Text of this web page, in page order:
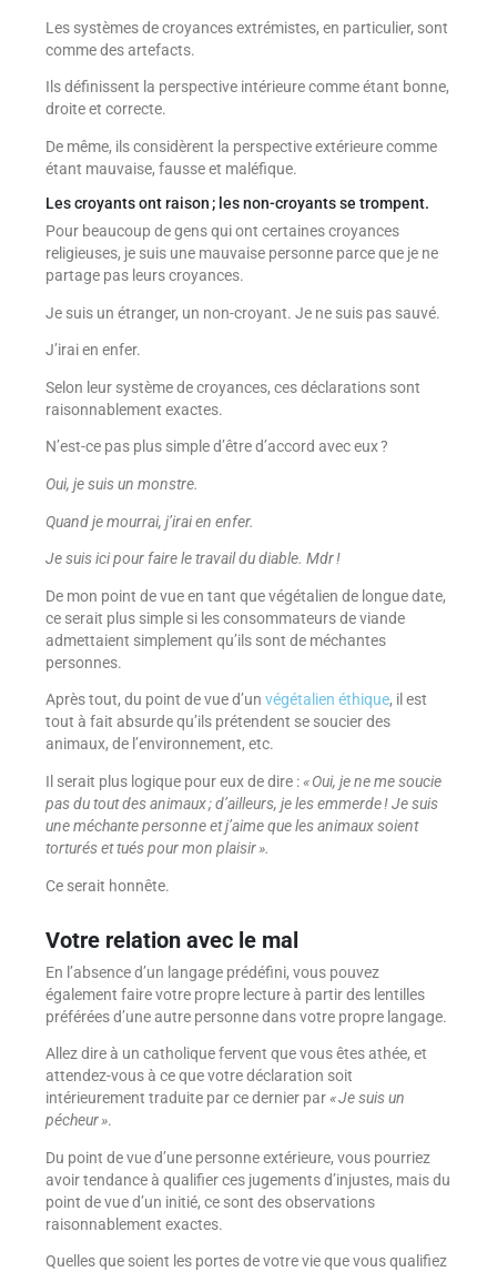
Les systèmes de croyances extrémistes, en particulier, sont
comme des artefacts.
Ils définissent la perspective intérieure comme étant bonne,
droite et correcte.
De même, ils considèrent la perspective extérieure comme
étant mauvaise, fausse et maléfique.
Les croyants ont raison ; les non-croyants se trompent.
Pour beaucoup de gens qui ont certaines croyances
religieuses, je suis une mauvaise personne parce que je ne
partage pas leurs croyances.
Je suis un étranger, un non-croyant. Je ne suis pas sauvé.
J’irai en enfer.
Selon leur système de croyances, ces déclarations sont
raisonnablement exactes.
N’est-ce pas plus simple d’être d’accord avec eux ?
Oui, je suis un monstre.
Quand je mourrai, j’irai en enfer.
Je suis ici pour faire le travail du diable. Mdr !
De mon point de vue en tant que végétalien de longue date,
ce serait plus simple si les consommateurs de viande
admettaient simplement qu’ils sont de méchantes
personnes.
Après tout, du point de vue d’un végétalien éthique, il est
tout à fait absurde qu’ils prétendent se soucier des
animaux, de l’environnement, etc.
Il serait plus logique pour eux de dire :« Oui, je ne me soucie
pas du tout des animaux ; d’ailleurs, je les emmerde ! Je suis
une méchante personne et j’aime que les animaux soient
torturés et tués pour mon plaisir ».
Ce serait honnête.
Votre relation avec le mal
En l’absence d’un langage prédéfini, vous pouvez
également faire votre propre lecture à partir des lentilles
préférées d’une autre personne dans votre propre langage.
Allez dire à un catholique fervent que vous êtes athée, et
attendez-vous à ce que votre déclaration soit
intérieurement traduite par ce dernier par« Je suis un
pécheur ».
Du point de vue d’une personne extérieure, vous pourriez
avoir tendance à qualifier ces jugements d’injustes, mais du
point de vue d’un initié, ce sont des observations
raisonnablement exactes.
Quelles que soient les portes de votre vie que vous qualifiez